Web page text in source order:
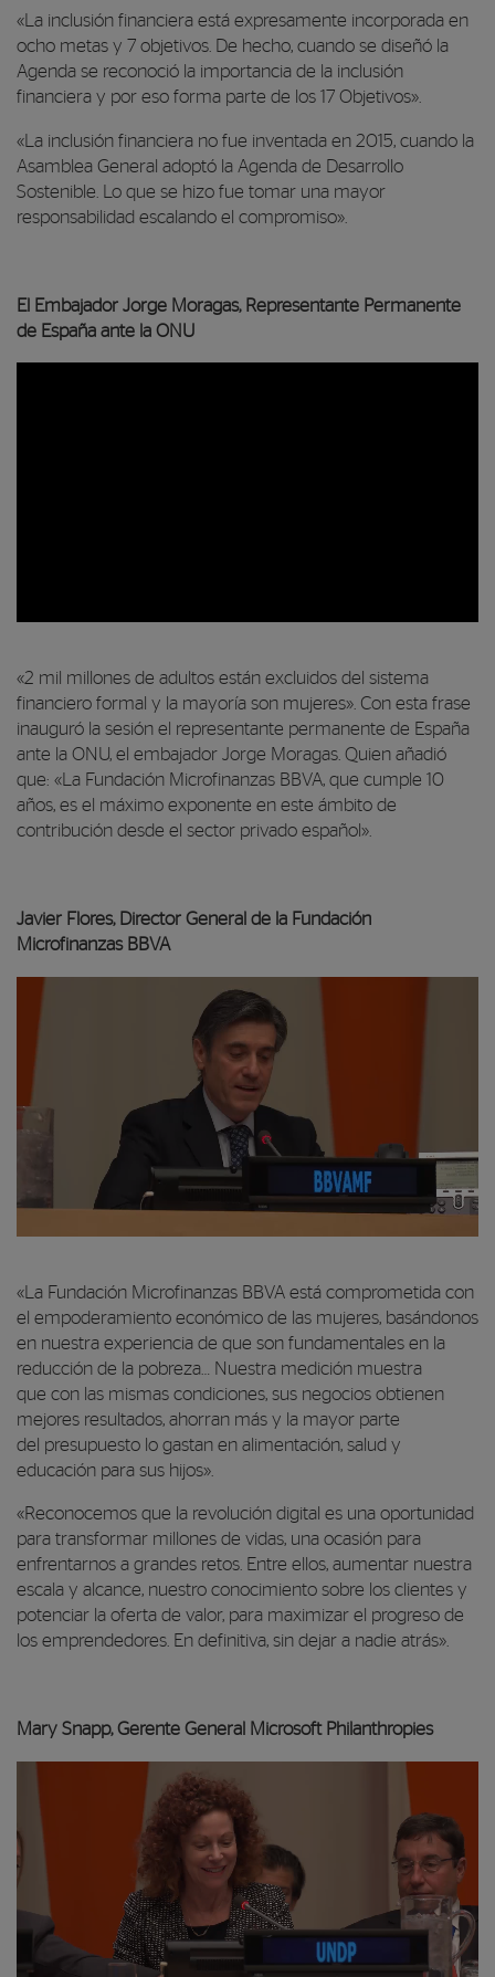
00:00
00:00
06:47
«La inclusión financiera está expresamente incorporada en
ocho metas y 7 objetivos. De hecho, cuando se diseñó la
Agenda se reconoció la importancia de la inclusión
financiera y por eso forma parte de los 17 Objetivos».
«La inclusión financiera no fue inventada en 2015, cuando la
Asamblea General adoptó la Agenda de Desarrollo
Sostenible. Lo que se hizo fue tomar una mayor
responsabilidad escalando el compromiso».
El Embajador Jorge Moragas, Representante Permanente
de España ante la ONU
00:00
00:00
05:23
«2 mil millones de adultos están excluidos del sistema
financiero formal y la mayoría son mujeres». Con esta frase
inauguró la sesión el representante permanente de España
ante la ONU, el embajador Jorge Moragas. Quien añadió
que: «La Fundación Microfinanzas BBVA, que cumple 10
años, es el máximo exponente en este ámbito de
contribución desde el sector privado español».
Javier Flores, Director General de la Fundación
Microfinanzas BBVA
00:00
00:00
«La Fundación Microfinanzas BBVA está comprometida con
el empoderamiento económico de las mujeres, basándonos
en nuestra experiencia de que son fundamentales en la
reducción de la pobreza… Nuestra medición muestra
que con las mismas condiciones, sus negocios obtienen
mejores resultados, ahorran más y la mayor parte
del presupuesto lo gastan en alimentación, salud y
educación para sus hijos».
«Reconocemos que la revolución digital es una oportunidad
para transformar millones de vidas, una ocasión para
enfrentarnos a grandes retos. Entre ellos, aumentar nuestra
escala y alcance, nuestro conocimiento sobre los clientes y
potenciar la oferta de valor, para maximizar el progreso de
los emprendedores. En definitiva, sin dejar a nadie atrás».
Mary Snapp, Gerente General Microsoft Philanthropies
Reproductor de vídeo